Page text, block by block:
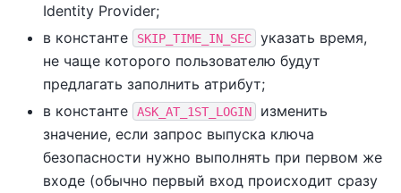
Identity Provider;
в константе
SKIP_TIME_IN_SEC
указать время,
не чаще которого пользователю будут
предлагать заполнить атрибут;
в константе
ASK_AT_1ST_LOGIN
изменить
значение, если запрос выпуска ключа
безопасности нужно выполнять при первом же
входе (обычно первый вход происходит сразу